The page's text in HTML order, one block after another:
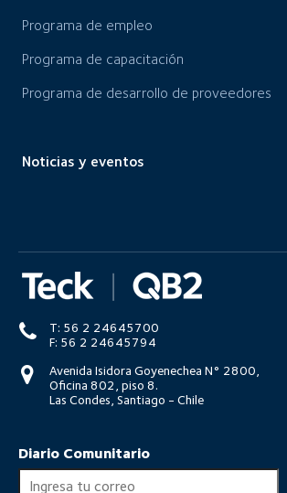
Programa de empleo
Programa de capacitación
Programa de desarrollo de proveedores
Noticias y eventos
T: 56 2 24645700
F: 56 2 24645794
Avenida Isidora Goyenechea N° 2800,
Oficina 802, piso 8.
Las Condes, Santiago - Chile
Diario Comunitario